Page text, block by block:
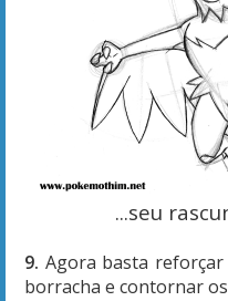
...seu
9. Agora basta
borracha e contornar